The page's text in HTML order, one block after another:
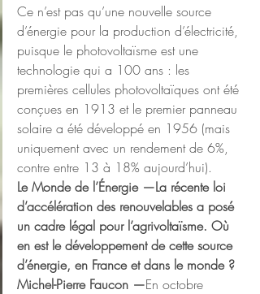
Ce n’est pas qu’une nouvelle source
d’énergie pour la production d’électricité,
puisque le photovoltaïsme est une
technologie qui a 100 ans : les
premières cellules photovoltaïques ont été
conçues en 1913 et le premier panneau
solaire a été développé en 1956 (mais
uniquement avec un rendement de 6%,
contre entre 13 à 18% aujourd’hui).
Le Monde de l’Énergie —La récente loi
d’accélération des renouvelables a posé
un cadre légal pour l’agrivoltaïsme. Où
en est le développement de cette source
d’énergie, en France et dans le monde ?
Michel-Pierre Faucon —En octobre